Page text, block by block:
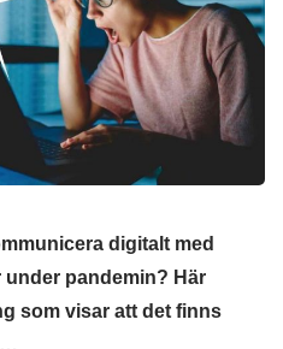
digitalt med
under pandemin? Här
som visar att det finns